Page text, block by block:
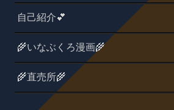
自己紹介💕
🌾いなぶくろ漫画🌾
🌾直売所🌾